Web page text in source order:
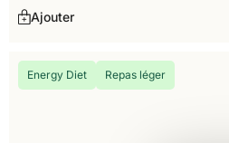
Ajouter
Energy Diet Repas léger